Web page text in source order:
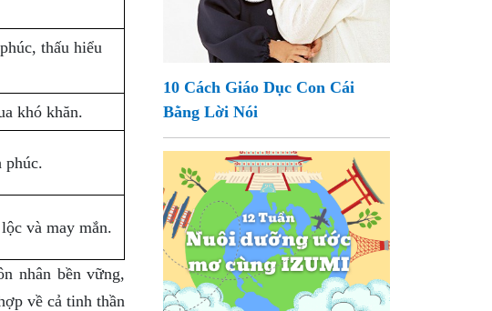
thấu hiểu
khó khăn.
phúc.
và may mắn.
nhân bền vững,
về cả tinh thần
10 Cách Giáo Dục Con Cái
Bằng Lời Nói